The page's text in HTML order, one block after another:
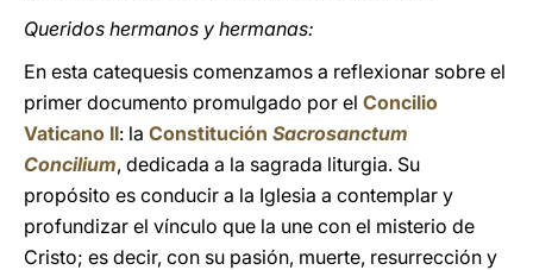
Queridos hermanos y hermanas:
En esta catequesis comenzamos a reflexionar sobre el
primer documento promulgado por el Concilio
Vaticano II: la Constitución Sacrosanctum
Concilium, dedicada a la sagrada liturgia. Su
propósito es conducir a la Iglesia a contemplar y
profundizar el vínculo que la une con el misterio de
Cristo; es decir, con su pasión, muerte, resurrección y